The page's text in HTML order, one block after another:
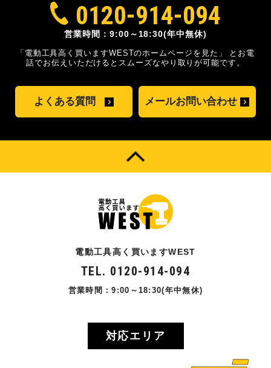
0120-914-094
営業時間：9:00～18:30(年中無休)
「電動工具高く買いますWESTのホームページを見た」
とお電
話でお伝えいただけるとスムーズなやり取りが可能です。
よくある質問 メールお問い合わせ
電動工具高く買いますWEST
TEL. 0120-914-094
営業時間：9:00～18:30(年中無休)
対応エリア